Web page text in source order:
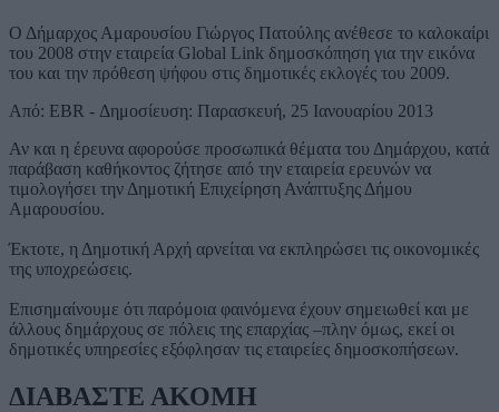
Ο Δήμαρχος Αμαρουσίου Γιώργος Πατούλης ανέθεσε το καλοκαίρι
του 2008 στην εταιρεία Global Link δημοσκόπηση για την εικόνα
του και την πρόθεση ψήφου στις δημοτικές εκλογές του 2009.
Από: EBR - Δημοσίευση: Παρασκευή, 25 Ιανουαρίου 2013
Αν και η έρευνα αφορούσε προσωπικά θέματα του Δημάρχου, κατά
παράβαση καθήκοντος ζήτησε από την εταιρεία ερευνών να
τιμολογήσει την Δημοτική Επιχείρηση Ανάπτυξης Δήμου
Αμαρουσίου.
Έκτοτε, η Δημοτική Αρχή αρνείται να εκπληρώσει τις οικονομικές
της υποχρεώσεις.
Επισημαίνουμε ότι παρόμοια φαινόμενα έχουν σημειωθεί και με
άλλους δημάρχους σε πόλεις της επαρχίας –πλην όμως, εκεί οι
δημοτικές υπηρεσίες εξόφλησαν τις εταιρείες δημοσκοπήσεων.
ΔΙΑΒΑΣΤΕ ΑΚΟΜΗ